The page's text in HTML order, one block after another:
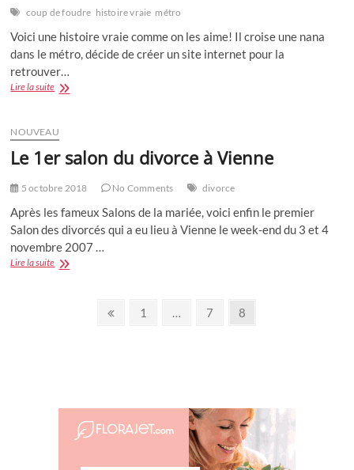
coup de foudre histoire vraie métro
Voici une histoire vraie comme on les aime! Il croise une nana
dans le métro, décide de créer un site internet pour la
retrouver…
Lire la suiteCoup
pour
elle
dans
métro
NOUVEAU
Le 1er salon du divorce à Vienne
5 octobre 2018 No Comments divorce
Après les fameux Salons de la mariée, voici enfin le premier
Salon des divorcés qui a eu lieu à Vienne le week-end du 3 et 4
novembre 2007 …
Lire la suiteLe
PaginationPrevious
Page
1 … Page
7 Page
8